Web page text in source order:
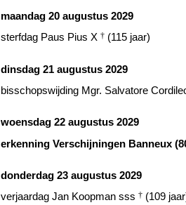
maandag 20 augustus 2029
sterfdag Paus Pius X † (115 jaar)
dinsdag 21 augustus 2029
bisschopswijding Mgr. Salvatore
woensdag 22 augustus 2029
erkenning Verschijningen Banneux
donderdag 23 augustus 2029
verjaardag Jan Koopman sss † (109